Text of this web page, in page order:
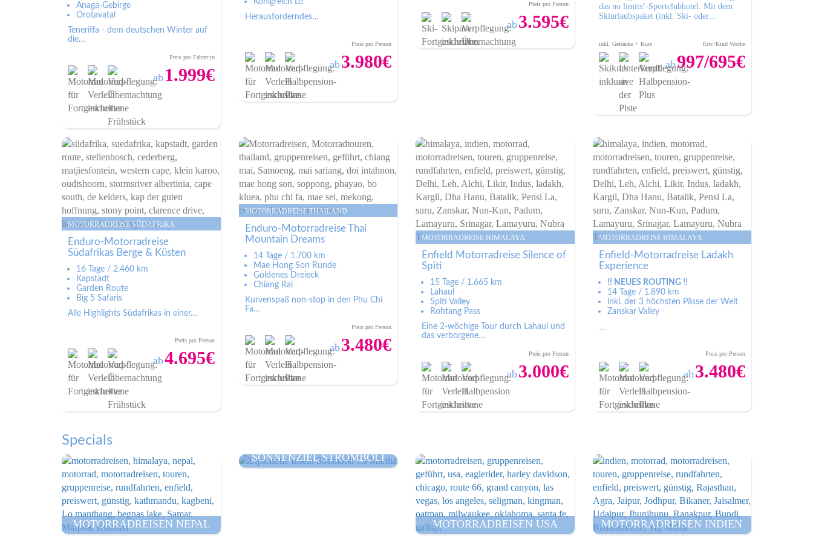
Anaga-Gebirge
Orotavatal
Teneriffa - dem deutschen Winter auf
die…
Preis pro Fahrer:in
ab 1.999€
Zum Angebot
Königreich Lo
Herausforderndes…
Preis pro Person
ab3.980€
Zum Angebot
Preis pro Person
ab3.595€
das no limits!-Sportclubhotel. Mit dem
Skiurlaubspaket (inkl. Ski- oder…
inkl. Getränke + Kurs Erw./Kind Woche
ab997/695€
16 Tage / 2.460 km
Kapstadt
Garden Route
Big 5 Safaris
MOTORRADREISE SÜDAFRIKA
Enduro-Motorradreise
Südafrikas Berge & Küsten
16 Tage / 2.460 km
Kapstadt
Garden Route
Big 5 Safaris
Alle Highlights Südafrikas in einer…
Preis pro Person
ab4.695€
14 Tage / 1.700 km
Mae Hong Son Runde
Goldenes Dreieck
Chiang Rai
Zum Angebot
MOTORRADREISE THAILAND
Enduro-Motorradreise Thai
Mountain Dreams
14 Tage / 1.700 km
Mae Hong Son Runde
Goldenes Dreieck
Chiang Rai
Kurvenspaß non-stop in den Phu Chi
Fa…
Preis pro Person
ab3.480€
15 Tage / 1.665 km
Lahaul
Spiti Valley
Rohtang Pass
Zum Angebot
MOTORRADREISE HIMALAYA
Enfield Motorradreise Silence of
Spiti
15 Tage / 1.665 km
Lahaul
Spiti Valley
Rohtang Pass
Eine 2-wöchige Tour durch Lahaul und
das verborgene…
Preis pro Person
ab3.000€
!! NEUES ROUTING !!
14 Tage / 1.890 km
inkl. der 3 höchsten Pässe der
Welt
Zanskar Valley
Zum Angebot
MOTORRADREISE HIMALAYA
Enfield-Motorradreise Ladakh
Experience
!! NEUES ROUTING !!
14 Tage / 1.890 km
inkl. der 3 höchsten Pässe der Welt
Zanskar Valley
…
Preis pro Person
ab3.480€
Specials
MOTORRADREISEN NEPAL
SONNENZIEL STROMBOLI
MOTORRADREISEN USA MOTORRADREISEN INDIEN